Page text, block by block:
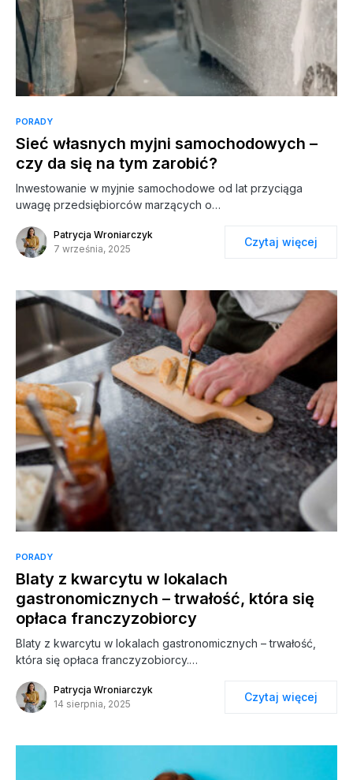
PORADY
Sieć własnych myjni samochodowych –
czy da się na tym zarobić?
Inwestowanie w myjnie samochodowe od lat przyciąga
uwagę przedsiębiorców marzących o…
Patrycja Wroniarczyk
7 września, 2025
Czytaj więcej
PORADY
Blaty z kwarcytu w lokalach
gastronomicznych – trwałość, która się
opłaca franczyzobiorcy
Blaty z kwarcytu w lokalach gastronomicznych – trwałość,
która się opłaca franczyzobiorcy.…
Patrycja Wroniarczyk
14 sierpnia, 2025
Czytaj więcej